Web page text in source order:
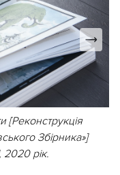
[Реконструкція
Збірника»]
2020 рік.